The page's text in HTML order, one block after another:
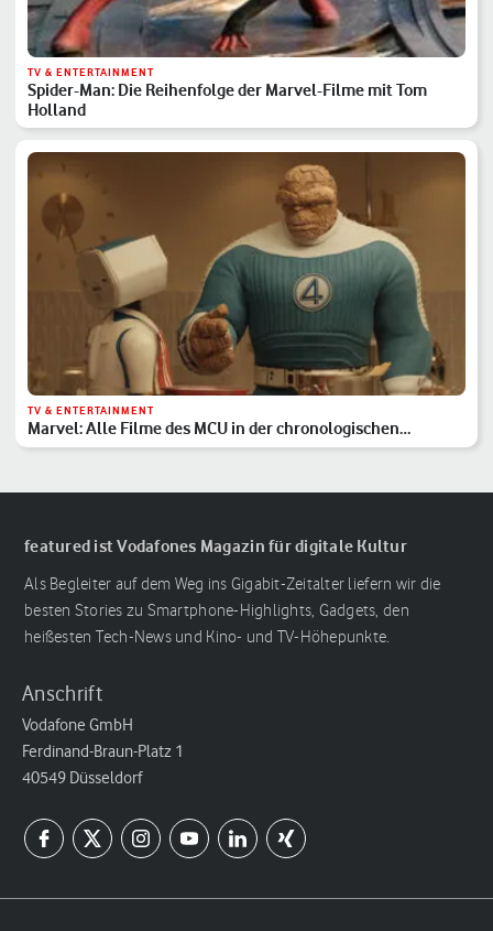
TV & ENTERTAINMENT
Spider-Man: Die Reihenfolge der Marvel-Filme mit Tom
Holland
TV & ENTERTAINMENT
Marvel: Alle Filme des MCU in der chronologischen
Reihenfolge
featured ist Vodafones Magazin für digitale Kultur
Als Begleiter auf dem Weg ins Gigabit-Zeitalter liefern wir die
besten Stories zu Smartphone-Highlights, Gadgets, den
heißesten Tech-News und Kino- und TV-Höhepunkte.
Anschrift
Vodafone GmbH
Ferdinand-Braun-Platz 1
40549 Düsseldorf